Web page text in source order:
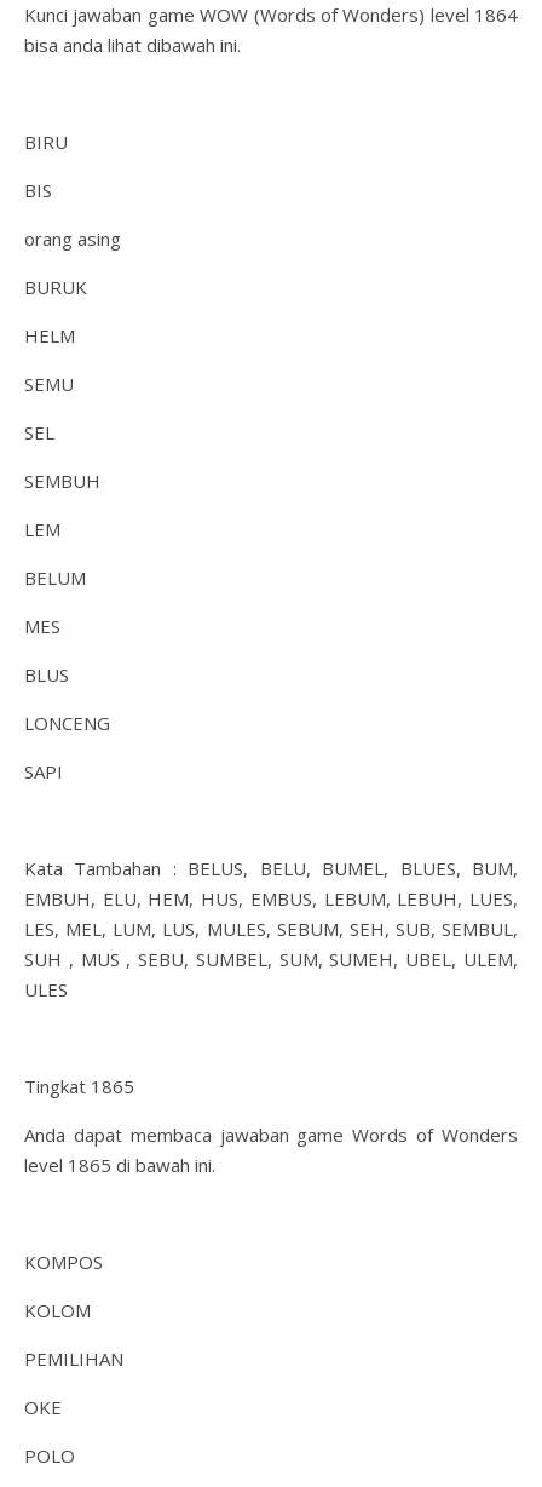
Kunci jawaban game WOW (Words of Wonders) level 1864
bisa anda lihat dibawah ini.
BIRU
BIS
orang asing
BURUK
HELM
SEMU
SEL
SEMBUH
LEM
BELUM
MES
BLUS
LONCENG
SAPI
Kata Tambahan : BELUS, BELU, BUMEL, BLUES, BUM,
EMBUH, ELU, HEM, HUS, EMBUS, LEBUM, LEBUH, LUES,
LES, MEL, LUM, LUS, MULES, SEBUM, SEH, SUB, SEMBUL,
SUH , MUS , SEBU, SUMBEL, SUM, SUMEH, UBEL, ULEM,
ULES
Tingkat 1865
Anda dapat membaca jawaban game Words of Wonders
level 1865 di bawah ini.
KOMPOS
KOLOM
PEMILIHAN
OKE
POLO